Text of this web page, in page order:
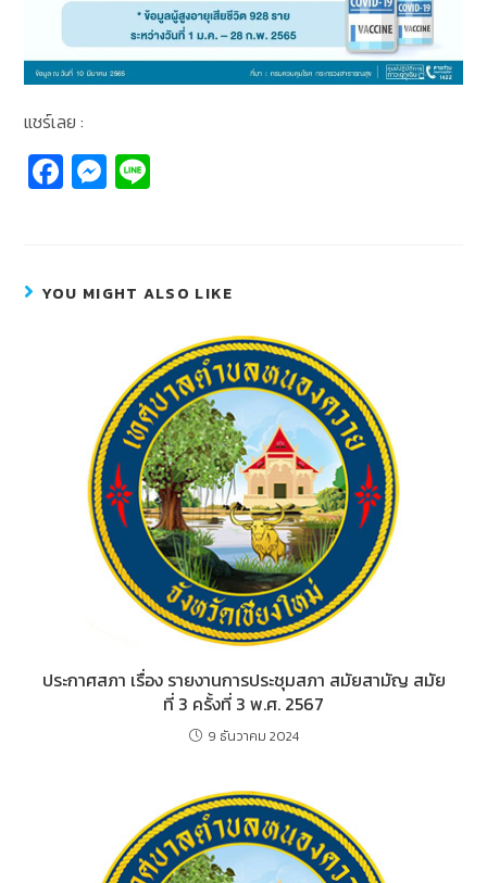
แชร์เลย :
Fa
c
b
o
M
e
e
n
er
YOU MIGHT ALSO LIKE
ประกาศสภา เรื่อง รายงานการประชุมสภา สมัยสามัญ สมัย
ที่ 3 ครั้งที่ 3 พ.ศ. 2567
9 ธันวาคม 2024